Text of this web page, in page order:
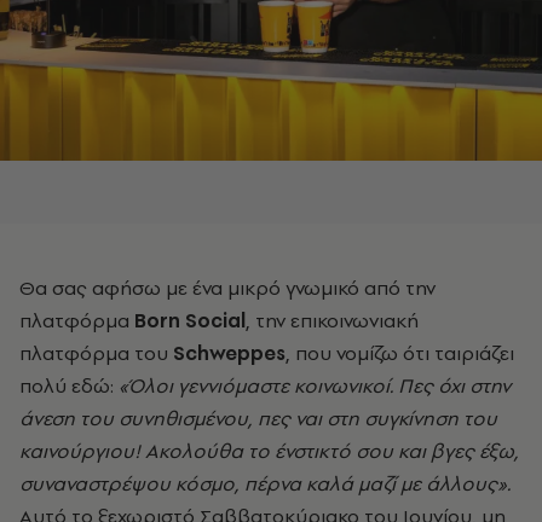
Θα σας αφήσω με ένα μικρό γνωμικό από την
πλατφόρμα Born Social, την επικοινωνιακή
πλατφόρμα του Schweppes, που νομίζω ότι ταιριάζει
πολύ εδώ: «Όλοι γεννιόμαστε κοινωνικοί. Πες όχι στην
άνεση του συνηθισμένου, πες ναι στη συγκίνηση του
καινούργιου! Ακολούθα το ένστικτό σου και βγες έξω,
συναναστρέψου κόσμο, πέρνα καλά μαζί με άλλους».
Αυτό το ξεχωριστό Σαββατοκύριακο του Ιουνίου, μη